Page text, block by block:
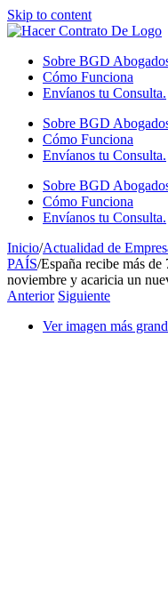
Skip to content
Sobre BGD
Cómo Funciona
Envíanos tu Consulta.
Sobre BGD
Cómo Funciona
Envíanos tu Consulta.
Sobre BGD
Cómo Funciona
Envíanos tu Consulta.
Inicio/Actualidad de
PAÍS/España recibe más de
noviembre y acaricia un
Anterior Siguiente
Ver imagen más